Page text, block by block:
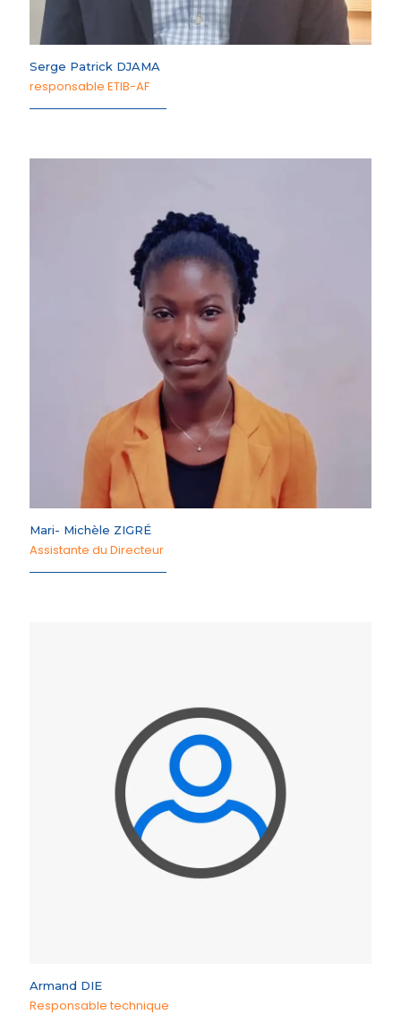
Serge Patrick DJAMA
responsable ETIB-AF
Mari- Michèle ZIGRÉ
Assistante du Directeur
Armand DIE
Responsable technique